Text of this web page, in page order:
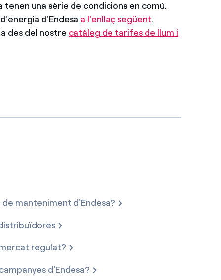
una sèrie de condicions en comú.
d'Endesa a l'enllaç següent.
des del nostre catàleg de tarifes de llum i
manteniment d'Endesa?
regulat?
d'Endesa?